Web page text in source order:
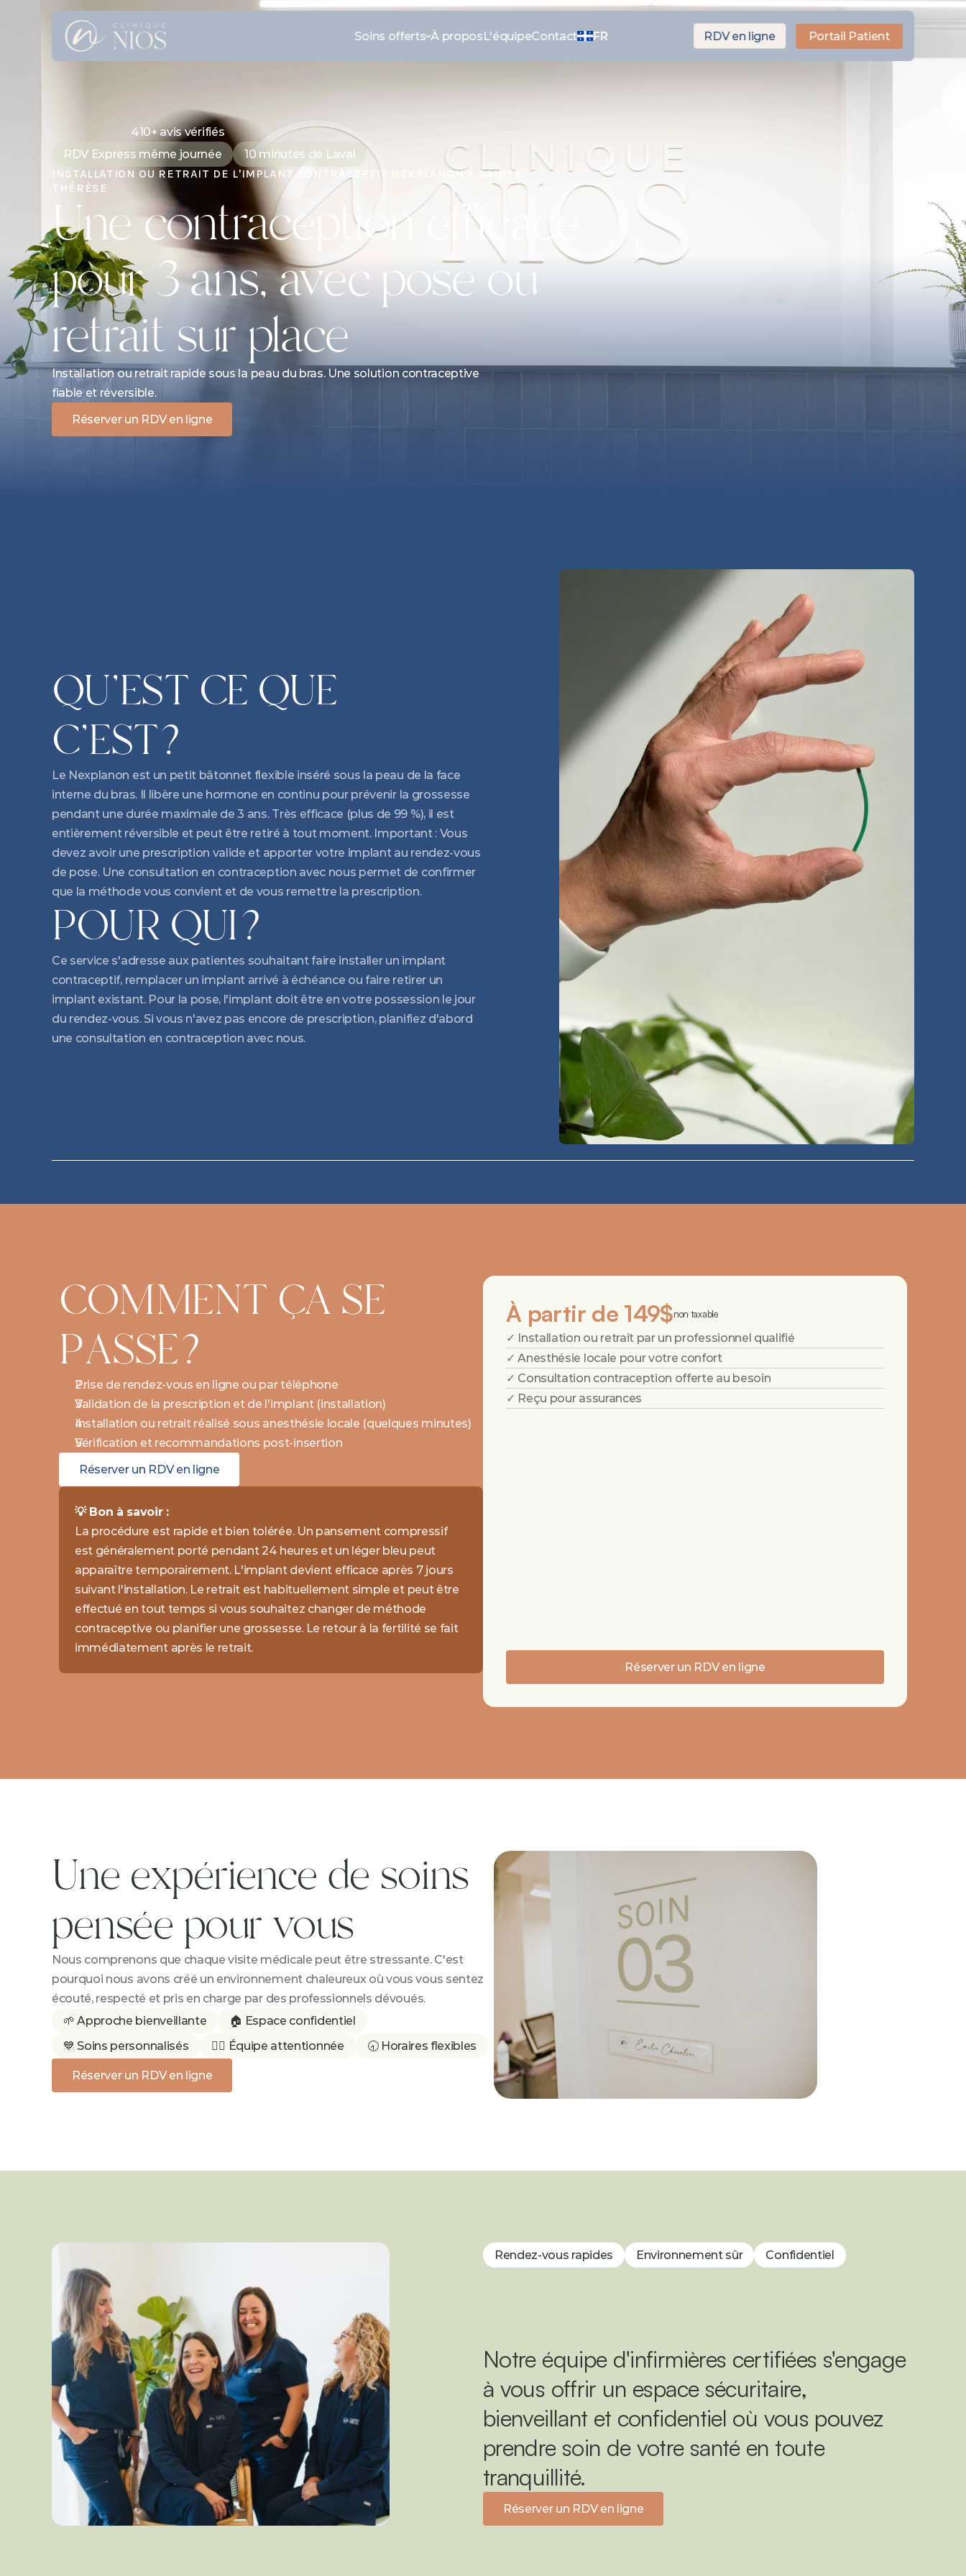
Soins offerts À proposL'équipeContact FR Portail Patient
RDV en ligne
410+ avis vérifiés
RDV Express même journée
10 minutes de Laval
INSTALLATION OU RETRAIT DE L'IMPLANT CONTRACEPTIF NEXPLANON À SAINTE-
THÉRÈSE
Une contraception efficace
pour 3 ans, avec pose ou
retrait sur place
Installation ou retrait rapide sous la peau du bras. Une solution contraceptive
fiable et réversible.
Réserver un RDV en ligne
QU'EST CE QUE
C'EST?
Le Nexplanon est un petit bâtonnet flexible inséré sous la peau de la face
interne du bras. Il libère une hormone en continu pour prévenir la grossesse
pendant une durée maximale de 3 ans. Très efficace (plus de 99 %), il est
entièrement réversible et peut être retiré à tout moment. Important : Vous
devez avoir une prescription valide et apporter votre implant au rendez-vous
de pose. Une consultation en contraception avec nous permet de confirmer
que la méthode vous convient et de vous remettre la prescription.
POUR QUI?
Ce service s'adresse aux patientes souhaitant faire installer un implant
contraceptif, remplacer un implant arrivé à échéance ou faire retirer un
implant existant. Pour la pose, l'implant doit être en votre possession le jour
du rendez-vous. Si vous n'avez pas encore de prescription, planifiez d'abord
une consultation en contraception avec nous.
COMMENT ÇA SE
PASSE?
Prise de rendez-vous en ligne ou par téléphone
Validation de la prescription et de l'implant (installation)
Installation ou retrait réalisé sous anesthésie locale (quelques minutes)
Vérification et recommandations post-insertion
Réserver un RDV en ligne
💡 Bon à savoir :
La procédure est rapide et bien tolérée. Un pansement compressif
est généralement porté pendant 24 heures et un léger bleu peut
apparaître temporairement. L'implant devient efficace après 7 jours
suivant l'installation. Le retrait est habituellement simple et peut être
effectué en tout temps si vous souhaitez changer de méthode
contraceptive ou planifier une grossesse. Le retour à la fertilité se fait
immédiatement après le retrait.
À partir de 149$non taxable
✓ Installation ou retrait par un professionnel qualifié
✓ Anesthésie locale pour votre confort
✓ Consultation contraception offerte au besoin
✓ Reçu pour assurances
Réserver un RDV en ligne
Une expérience de soins
pensée pour vous
Nous comprenons que chaque visite médicale peut être stressante. C'est
pourquoi nous avons créé un environnement chaleureux où vous vous sentez
écouté, respecté et pris en charge par des professionnels dévoués.
🌱 Approche bienveillante
🏠 Espace confidentiel
💙 Soins personnalisés
👩‍⚕️ Équipe attentionnée 🕣 Horaires flexibles
Réserver un RDV en ligne
Rendez-vous rapides Environnement sûr Confidentiel
Notre équipe d'infirmières certifiées s'engage
à vous offrir un espace sécuritaire,
bienveillant et confidentiel où vous pouvez
prendre soin de votre santé en toute
tranquillité.
Réserver un RDV en ligne